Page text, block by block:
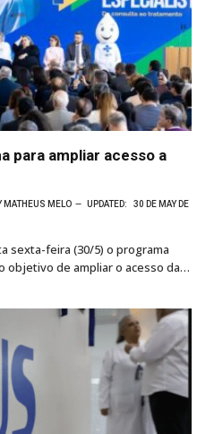
para ampliar acesso a
MATHEUS MELO UPDATED:
30 DE MAY DE
sexta-feira (30/5) o programa
objetivo de ampliar o acesso da…